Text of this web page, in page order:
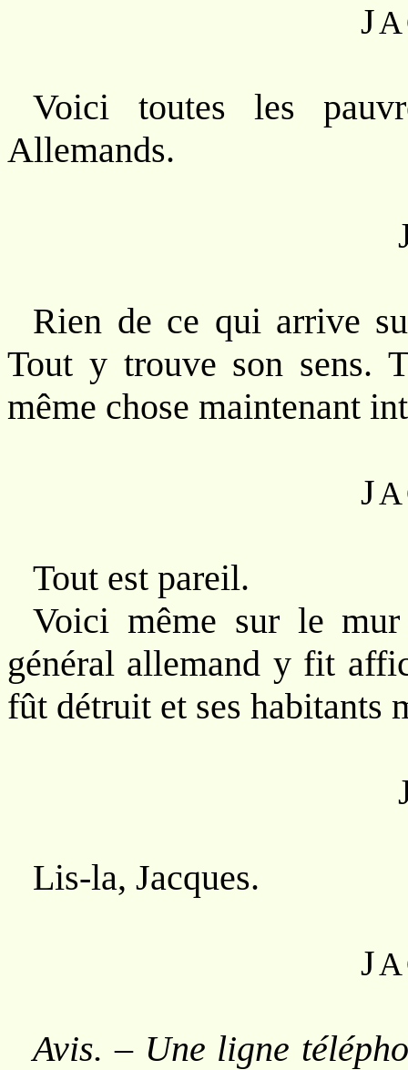
J
Voici toutes les
Allemands.
Rien de ce qui arrive
Tout y trouve son sens.
même chose maintenant
J
Tout est pareil.
Voici même sur le
général allemand y fit
fût détruit et ses habitants
Lis-la, Jacques.
J
Avis. – Une ligne